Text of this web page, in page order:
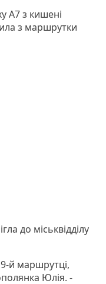
A7 з кишені
з маршрутки
до міськвідділу
й маршрутці,
Юлія. -